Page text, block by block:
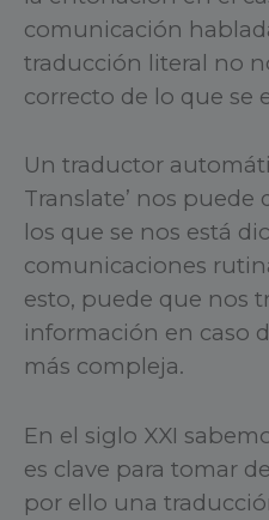
comunicación
traducción literal no
correcto de lo que se
Un traductor
Translate’ nos puede
los que se nos está
comunicaciones
esto, puede que nos
información en caso
más compleja.
En el siglo XXI
es clave para tomar
por ello una